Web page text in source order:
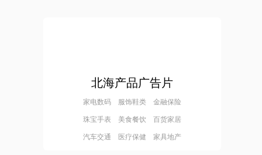
北海产品广告片
家电数码 服饰鞋类 金融保险
珠宝手表 美食餐饮 百货家居
汽车交通 医疗保健 家具地产